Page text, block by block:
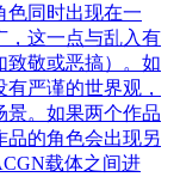
色同时出现在一
，这一点与乱入有
致敬或恶搞）。如
严谨的世界观，
景。如果两个作品
品的角色会出现另
载体之间进